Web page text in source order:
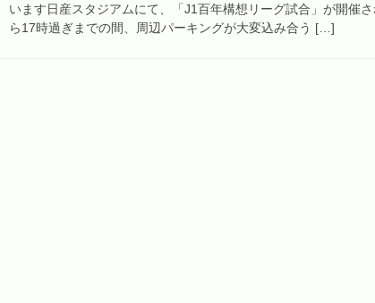
います日産スタジアムにて、「J1百年構想リーグ試合」が開催
ら17時過ぎまでの間、周辺パーキングが大変込み合う […]